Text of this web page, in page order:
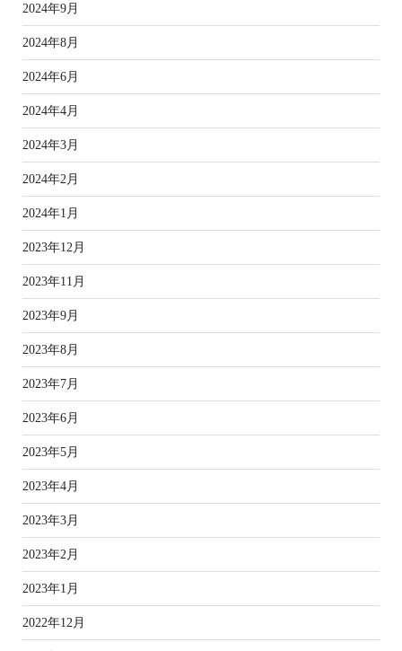
2024年9月
2024年8月
2024年6月
2024年4月
2024年3月
2024年2月
2024年1月
2023年12月
2023年11月
2023年9月
2023年8月
2023年7月
2023年6月
2023年5月
2023年4月
2023年3月
2023年2月
2023年1月
2022年12月